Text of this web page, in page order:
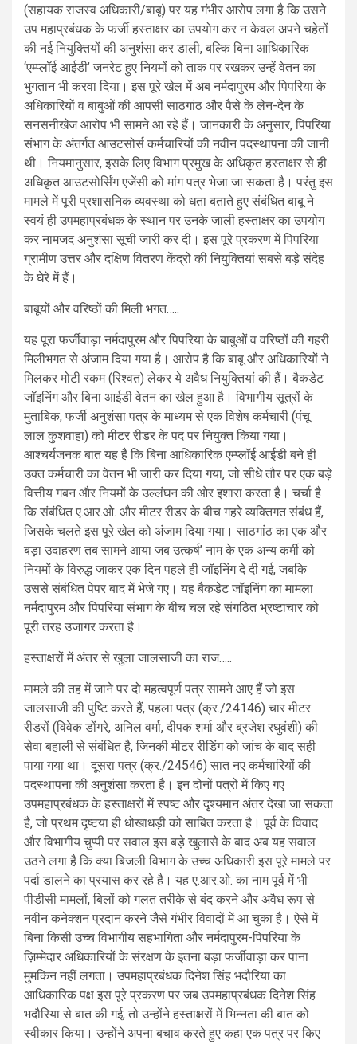
(सहायक राजस्व अधिकारी/बाबू) पर यह गंभीर आरोप लगा है कि उसने
उप महाप्रबंधक के फर्जी हस्ताक्षर का उपयोग कर न केवल अपने चहेतों
की नई नियुक्तियों की अनुशंसा कर डाली, बल्कि बिना आधिकारिक
‘एम्प्लॉई आईडी’ जनरेट हुए नियमों को ताक पर रखकर उन्हें वेतन का
भुगतान भी करवा दिया। इस पूरे खेल में अब नर्मदापुरम और पिपरिया के
अधिकारियों व बाबुओं की आपसी साठगांठ और पैसे के लेन-देन के
सनसनीखेज आरोप भी सामने आ रहे हैं। जानकारी के अनुसार, पिपरिया
संभाग के अंतर्गत आउटसोर्स कर्मचारियों की नवीन पदस्थापना की जानी
थी। नियमानुसार, इसके लिए विभाग प्रमुख के अधिकृत हस्ताक्षर से ही
अधिकृत आउटसोर्सिंग एजेंसी को मांग पत्र भेजा जा सकता है। परंतु इस
मामले में पूरी प्रशासनिक व्यवस्था को धता बताते हुए संबंधित बाबू ने
स्वयं ही उपमहाप्रबंधक के स्थान पर उनके जाली हस्ताक्षर का उपयोग
कर नामजद अनुशंसा सूची जारी कर दी। इस पूरे प्रकरण में पिपरिया
ग्रामीण उत्तर और दक्षिण वितरण केंद्रों की नियुक्तियां सबसे बड़े संदेह
के घेरे में हैं।
बाबूयों और वरिष्ठों की मिली भगत…..
यह पूरा फर्जीवाड़ा नर्मदापुरम और पिपरिया के बाबुओं व वरिष्ठों की गहरी
मिलीभगत से अंजाम दिया गया है। आरोप है कि बाबू और अधिकारियों ने
मिलकर मोटी रकम (रिश्वत) लेकर ये अवैध नियुक्तियां की हैं। बैकडेट
जॉइनिंग और बिना आईडी वेतन का खेल हुआ है। विभागीय सूत्रों के
मुताबिक, फर्जी अनुशंसा पत्र के माध्यम से एक विशेष कर्मचारी (पंचू
लाल कुशवाहा) को मीटर रीडर के पद पर नियुक्त किया गया।
आश्चर्यजनक बात यह है कि बिना आधिकारिक एम्प्लॉई आईडी बने ही
उक्त कर्मचारी का वेतन भी जारी कर दिया गया, जो सीधे तौर पर एक बड़े
वित्तीय गबन और नियमों के उल्लंघन की ओर इशारा करता है। चर्चा है
कि संबंधित ए.आर.ओ. और मीटर रीडर के बीच गहरे व्यक्तिगत संबंध हैं,
जिसके चलते इस पूरे खेल को अंजाम दिया गया। साठगांठ का एक और
बड़ा उदाहरण तब सामने आया जब उत्कर्ष’ नाम के एक अन्य कर्मी को
नियमों के विरुद्ध जाकर एक दिन पहले ही जॉइनिंग दे दी गई, जबकि
उससे संबंधित पेपर बाद में भेजे गए। यह बैकडेट जॉइनिंग का मामला
नर्मदापुरम और पिपरिया संभाग के बीच चल रहे संगठित भ्रष्टाचार को
पूरी तरह उजागर करता है।
हस्ताक्षरों में अंतर से खुला जालसाजी का राज…..
मामले की तह में जाने पर दो महत्वपूर्ण पत्र सामने आए हैं जो इस
जालसाजी की पुष्टि करते हैं, पहला पत्र (क्र./24146) चार मीटर
रीडरों (विवेक डोंगरे, अनिल वर्मा, दीपक शर्मा और ब्रजेश रघुवंशी) की
सेवा बहाली से संबंधित है, जिनकी मीटर रीडिंग को जांच के बाद सही
पाया गया था। दूसरा पत्र (क्र./24546) सात नए कर्मचारियों की
पदस्थापना की अनुशंसा करता है। इन दोनों पत्रों में किए गए
उपमहाप्रबंधक के हस्ताक्षरों में स्पष्ट और दृश्यमान अंतर देखा जा सकता
है, जो प्रथम दृष्टया ही धोखाधड़ी को साबित करता है। पूर्व के विवाद
और विभागीय चुप्पी पर सवाल इस बड़े खुलासे के बाद अब यह सवाल
उठने लगा है कि क्या बिजली विभाग के उच्च अधिकारी इस पूरे मामले पर
पर्दा डालने का प्रयास कर रहे है। यह ए.आर.ओ. का नाम पूर्व में भी
पीडीसी मामलों, बिलों को गलत तरीके से बंद करने और अवैध रूप से
नवीन कनेक्शन प्रदान करने जैसे गंभीर विवादों में आ चुका है। ऐसे में
बिना किसी उच्च विभागीय सहभागिता और नर्मदापुरम-पिपरिया के
ज़िम्मेदार अधिकारियों के संरक्षण के इतना बड़ा फर्जीवाड़ा कर पाना
मुमकिन नहीं लगता। उपमहाप्रबंधक दिनेश सिंह भदौरिया का
आधिकारिक पक्ष इस पूरे प्रकरण पर जब उपमहाप्रबंधक दिनेश सिंह
भदौरिया से बात की गई, तो उन्होंने हस्ताक्षरों में भिन्नता की बात को
स्वीकार किया। उन्होंने अपना बचाव करते हुए कहा एक पत्र पर किए